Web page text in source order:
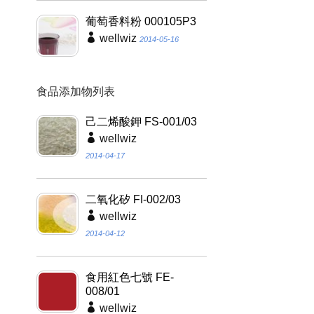
葡萄香料粉 000105P3
wellwiz 2014-05-16
食品添加物列表
己二烯酸鉀 FS-001/03
wellwiz
2014-04-17
二氧化矽 FI-002/03
wellwiz
2014-04-12
食用紅色七號 FE-
008/01
wellwiz